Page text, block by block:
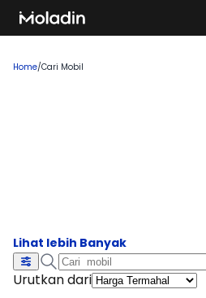
Home/Cari Mobil
Urutkan dari